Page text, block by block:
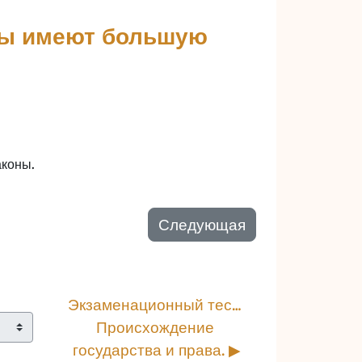
имеют большую
Следующая
Экзаменационный тест.
Происхождение
государства и права. ▶︎